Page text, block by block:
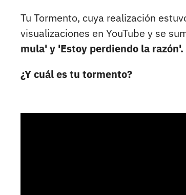
Tu Tormento, cuya realización
visualizaciones en YouTube y se
mula' y 'Estoy perdiendo la razón'.
¿Y cuál es tu tormento?